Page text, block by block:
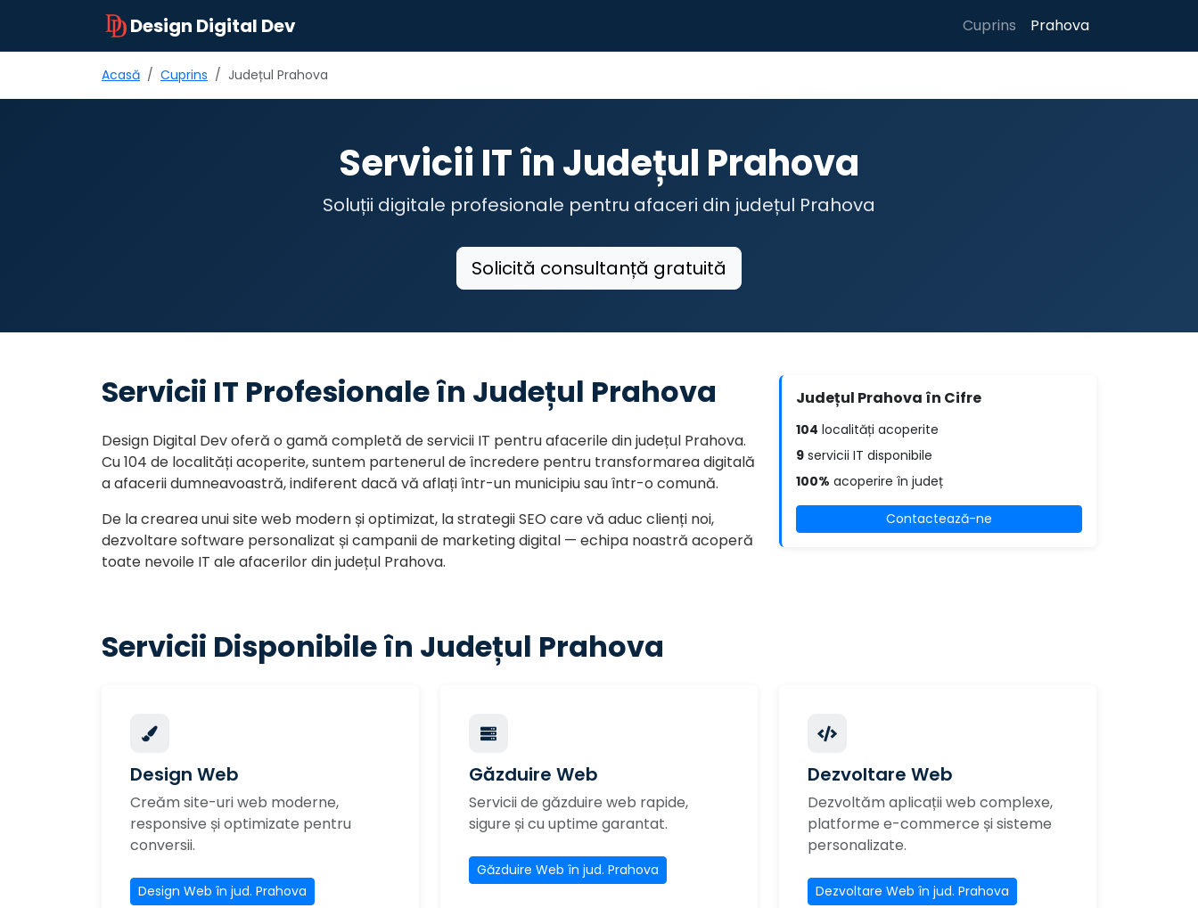
Design Digital Dev Cuprins Prahova
Acasă Cuprins Județul Prahova
Servicii IT în Județul Prahova
Soluții digitale profesionale pentru afaceri din județul Prahova
Solicită consultanță gratuită
Servicii IT Profesionale în Județul Prahova
Design Digital Dev oferă o gamă completă de servicii IT pentru afacerile din județul Prahova.
Cu 104 de localități acoperite, suntem partenerul de încredere pentru transformarea digitală
a afacerii dumneavoastră, indiferent dacă vă aflați într-un municipiu sau într-o comună.
De la crearea unui site web modern și optimizat, la strategii SEO care vă aduc clienți noi,
dezvoltare software personalizat și campanii de marketing digital — echipa noastră acoperă
toate nevoile IT ale afacerilor din județul Prahova.
Județul Prahova în Cifre
104 localități acoperite
9 servicii IT disponibile
100% acoperire în județ
Contactează-ne
Servicii Disponibile în Județul Prahova
Design Web
Creăm site-uri web moderne,
responsive și optimizate pentru
conversii.
Design Web în jud. Prahova
Găzduire Web
Servicii de găzduire web rapide,
sigure și cu uptime garantat.
Găzduire Web în jud. Prahova
Dezvoltare Web
Dezvoltăm aplicații web complexe,
platforme e-commerce și sisteme
personalizate.
Dezvoltare Web în jud. Prahova